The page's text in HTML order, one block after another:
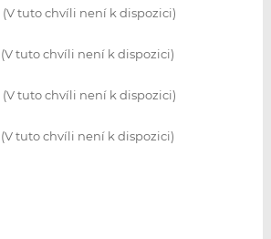
(V tuto chvíli není k dispozici)
(V tuto chvíli není k dispozici)
(V tuto chvíli není k dispozici)
(V tuto chvíli není k dispozici)